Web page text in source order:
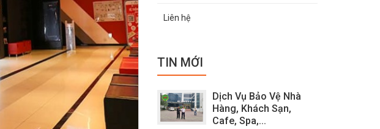
Liên hệ
TIN MỚI
Dịch Vụ Bảo Vệ Nhà
Hàng, Khách Sạn,
Cafe, Spa,...